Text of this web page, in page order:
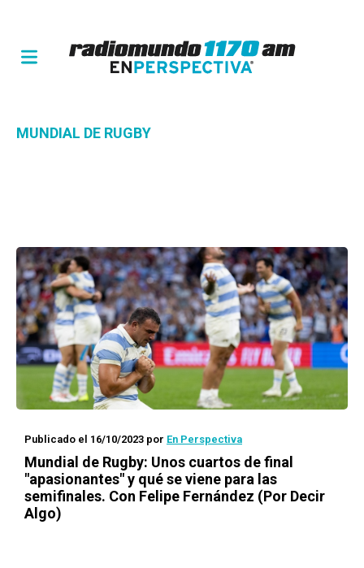
MUNDIAL DE RUGBY
Publicado el 16/10/2023 por En Perspectiva
Mundial de Rugby: Unos cuartos de final
"apasionantes" y qué se viene para las
semifinales. Con Felipe Fernández (Por Decir
Algo)